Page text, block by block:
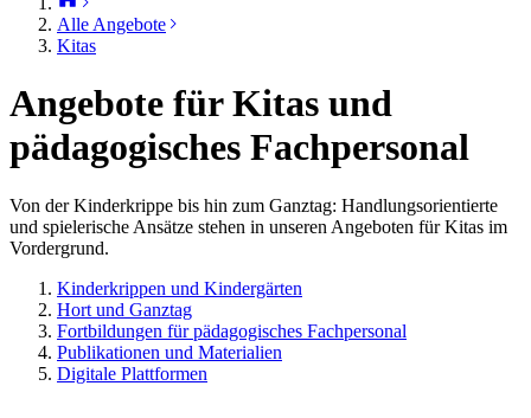
Alle Angebote
Kitas
Angebote für Kitas und
pädagogisches Fachpersonal
Von der Kinderkrippe bis hin zum Ganztag: Handlungsorientierte
und spielerische Ansätze stehen in unseren Angeboten für Kitas im
Vordergrund.
Kinderkrippen und Kindergärten
Hort und Ganztag
Fortbildungen für pädagogisches Fachpersonal
Publikationen und Materialien
Digitale Plattformen